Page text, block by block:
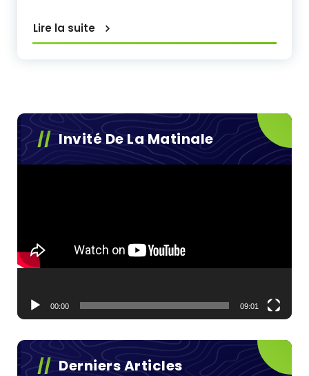
Lire la suite
Invité De La Matinale
00:00 09:01
Derniers Articles